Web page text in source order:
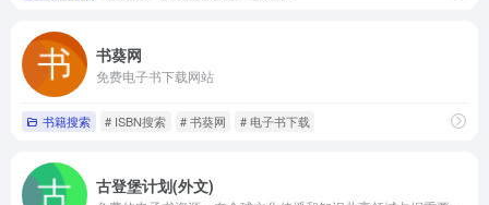
书葵网
免费电子书下载网站
书籍搜索 # ISBN搜索 # 书葵网 # 电子书下载
古登堡计划(外文)